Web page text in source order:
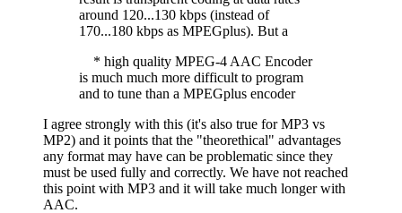
around 120...130 kbps (instead of
170...180 kbps as MPEGplus). But a
* high quality MPEG-4 AAC Encoder
is much much more difficult to program
and to tune than a MPEGplus encoder
I agree strongly with this (it's also true for MP3 vs
MP2) and it points that the "theorethical" advantages
any format may have can be problematic since they
must be used fully and correctly. We have not reached
this point with MP3 and it will take much longer with
AAC.